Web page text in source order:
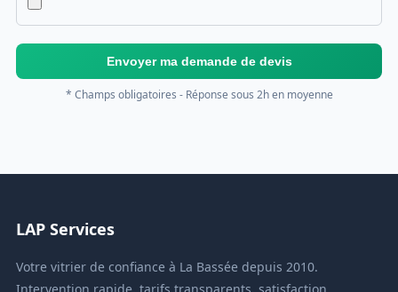
Envoyer ma demande de devis
* Champs obligatoires - Réponse sous 2h en moyenne
LAP Services
Votre vitrier de confiance à La Bassée depuis 2010.